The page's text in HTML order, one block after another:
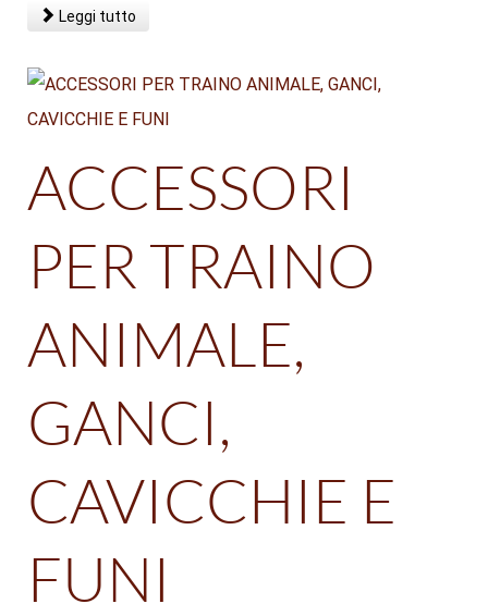
Leggi tutto
ACCESSORI
PER TRAINO
ANIMALE,
GANCI,
CAVICCHIE E
FUNI